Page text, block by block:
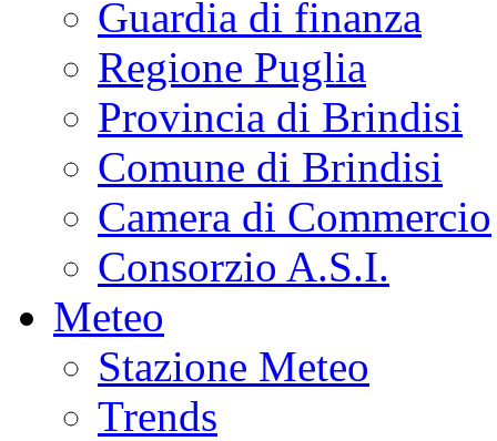
Guardia di finanza
Regione Puglia
Provincia di Brindisi
Comune di Brindisi
Camera di Commercio
Consorzio A.S.I.
Meteo
Stazione Meteo
Trends